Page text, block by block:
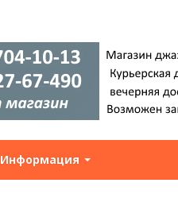
Информация